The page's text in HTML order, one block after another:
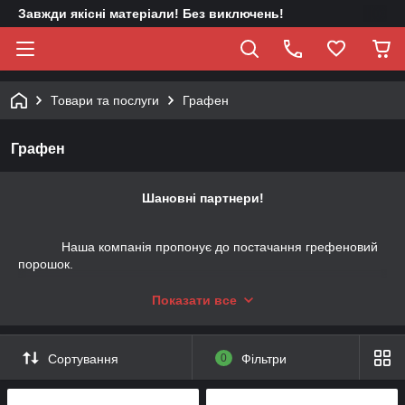
Завжди якісні матеріали! Без виключень!
Товари та послуги Графен
Графен
Шановні партнери!
Наша компанія пропонує до постачання грефеновий
порошок.
нанопластин, які ми отримуємо методом механічного
Наша компанія пропонує такі види графену:
Показати все
Сортування 0 Фільтри